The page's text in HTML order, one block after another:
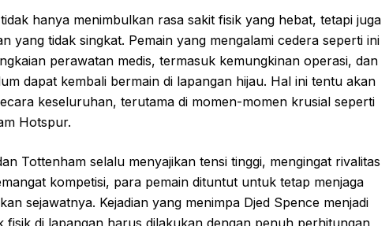
hanya menimbulkan rasa sakit fisik yang hebat, tetapi juga
yang tidak singkat. Pemain yang mengalami cedera seperti ini
perawatan medis, termasuk kemungkinan operasi, dan
dapat kembali bermain di lapangan hijau. Hal ini tentu akan
keseluruhan, terutama di momen-momen krusial seperti
Hotspur.
Tottenham selalu menyajikan tensi tinggi, mengingat rivalitas
kompetisi, para pemain dituntut untuk tetap menjaga
sejawatnya. Kejadian yang menimpa Djed Spence menjadi